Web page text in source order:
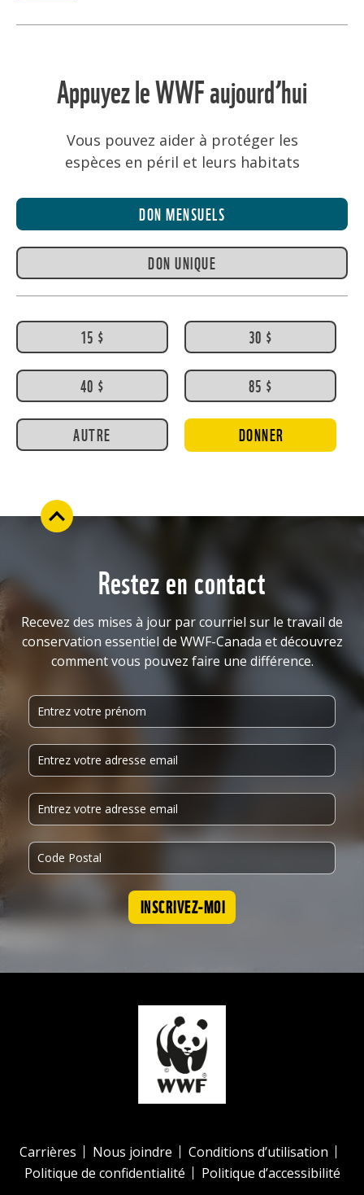
Appuyez le WWF aujourd’hui
Vous pouvez aider à protéger les
espèces en péril et leurs habitats
DON MENSUELS
DON UNIQUE
15 $ 30 $
40 $ 85 $
AUTRE DONNER
Restez en contact
Recevez des mises à jour par courriel sur le travail de
conservation essentiel de WWF-Canada et découvrez
comment vous pouvez faire une différence.
INSCRIVEZ-MOI
Carrières Nous joindre
Conditions d’utilisation
Politique de confidentialité
Politique d’accessibilité